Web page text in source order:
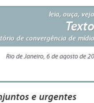
leia, ouça, veja
Texto
de convergência de mídia
Rio de Janeiro, 6 de agosto de
e urgentes